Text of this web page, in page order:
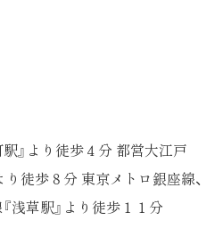
』より徒歩４分 都営大江戸
り徒歩８分 東京メトロ銀座線、
浅草駅』より徒歩１１分